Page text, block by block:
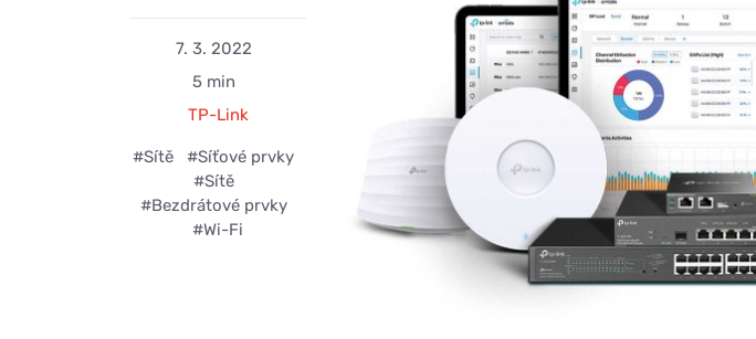
7. 3. 2022
5 min
TP-Link
#Sítě
#Síťové prvky
#Sítě
#Bezdrátové prvky
#Wi-Fi